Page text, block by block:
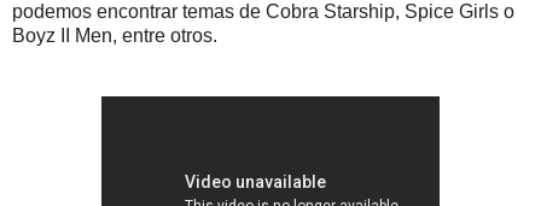
podemos encontrar temas de Cobra Starship, Spice Girls o
Boyz II Men, entre otros.